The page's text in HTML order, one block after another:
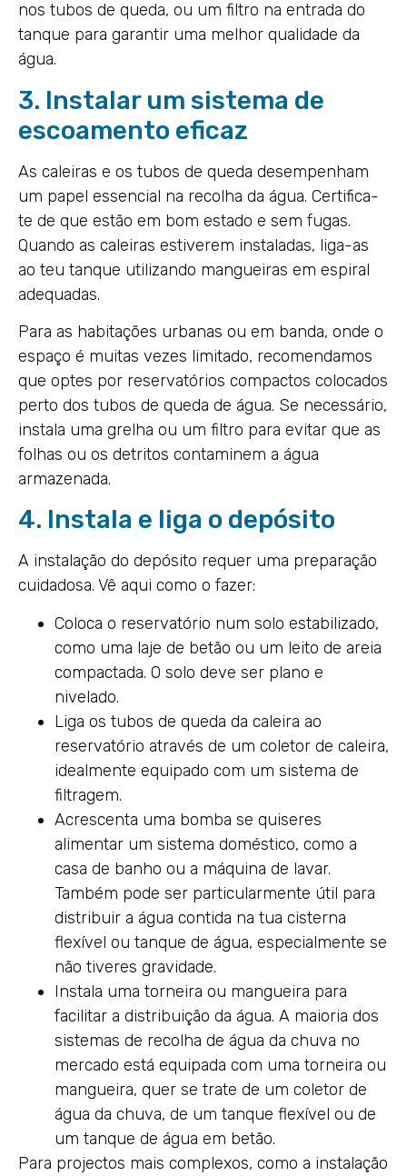
nos tubos de queda, ou um filtro na entrada do
tanque para garantir uma melhor qualidade da
água.
3. Instalar um sistema de
escoamento eficaz
As caleiras e os tubos de queda desempenham
um papel essencial na recolha da água. Certifica-
te de que estão em bom estado e sem fugas.
Quando as caleiras estiverem instaladas, liga-as
ao teu tanque utilizando mangueiras em espiral
adequadas.
Para as habitações urbanas ou em banda, onde o
espaço é muitas vezes limitado, recomendamos
que optes por reservatórios compactos colocados
perto dos tubos de queda de água. Se necessário,
instala uma grelha ou um filtro para evitar que as
folhas ou os detritos contaminem a água
armazenada.
4. Instala e liga o depósito
A instalação do depósito requer uma preparação
cuidadosa. Vê aqui como o fazer:
Coloca o reservatório num solo estabilizado,
como uma laje de betão ou um leito de areia
compactada. O solo deve ser plano e
nivelado.
Liga os tubos de queda da caleira ao
reservatório através de um coletor de caleira,
idealmente equipado com um sistema de
filtragem.
Acrescenta uma bomba se quiseres
alimentar um sistema doméstico, como a
casa de banho ou a máquina de lavar.
Também pode ser particularmente útil para
distribuir a água contida na tua cisterna
flexível ou tanque de água, especialmente se
não tiveres gravidade.
Instala uma torneira ou mangueira para
facilitar a distribuição da água. A maioria dos
sistemas de recolha de água da chuva no
mercado está equipada com uma torneira ou
mangueira, quer se trate de um coletor de
água da chuva, de um tanque flexível ou de
um tanque de água em betão.
Para projectos mais complexos, como a instalação